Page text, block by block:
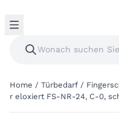
Home / Türbedarf /
r eloxiert FS-NR-24, C-0,